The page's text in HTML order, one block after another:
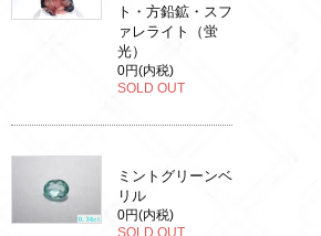
ト・方鉛鉱・スフ
ァレライト（蛍
光）
0円(内税)
SOLD OUT
ミントグリーンベ
リル
0円(内税)
SOLD OUT